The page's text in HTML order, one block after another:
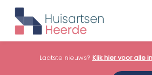
Laatste nieuws? Klik hier voor alle